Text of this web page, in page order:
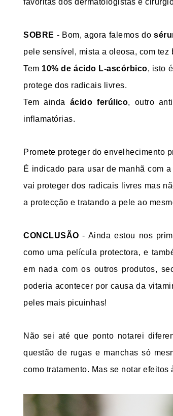
favoritas dos dermatologistas e
SOBRE - Bom, agora falemos do
pele sensível, mista a oleosa, com tez
Tem 10% de ácido L-ascórbico, isto
protege dos radicais livres.
Tem ainda ácido ferúlico, outro
inflamatórias.
Promete proteger do envelhecimento
É indicado para usar de manhã com
vai proteger dos radicais livres mas
a protecção e tratando a pele ao
CONCLUSÃO - Ainda estou nos
como uma película protectora, e
em nada com os outros produtos,
poderia acontecer por causa da
peles mais picuinhas!
Não sei até que ponto notarei
questão de rugas e manchas só
como tratamento. Mas se notar efeitos